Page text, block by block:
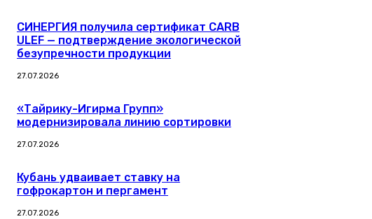
СИНЕРГИЯ получила сертификат CARB
ULEF — подтверждение экологической
безупречности продукции
27.07.2026
«Тайрику-Игирма Групп»
модернизировала линию сортировки
27.07.2026
Кубань удваивает ставку на
гофрокартон и пергамент
27.07.2026